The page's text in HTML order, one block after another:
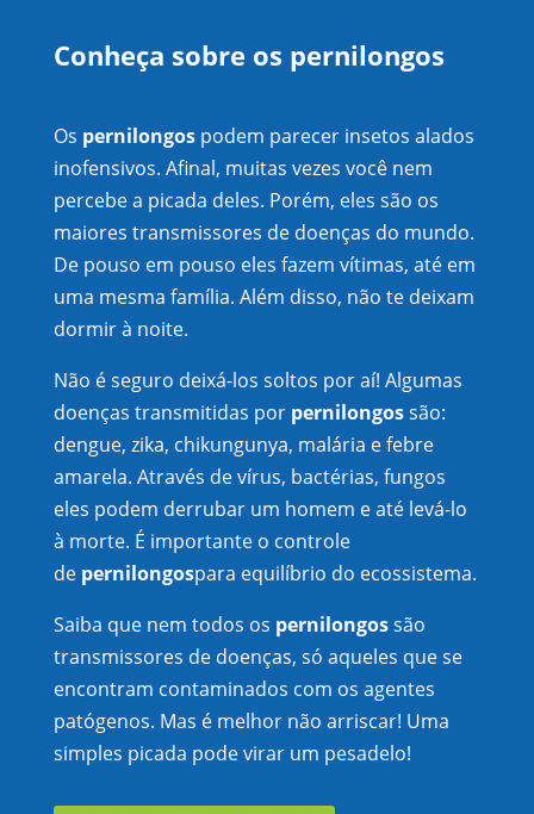
Conheça sobre os pernilongos
Os pernilongospodem parecer insetos alados
inofensivos. Afinal, muitas vezes você nem
percebe a picada deles. Porém, eles são os
maiores transmissores de doenças do mundo.
De pouso em pouso eles fazem vítimas, até em
uma mesma família. Além disso, não te deixam
dormir à noite.
Não é seguro deixá-los soltos por aí! Algumas
doenças transmitidas por pernilongossão:
dengue, zika, chikungunya, malária e febre
amarela. Através de vírus, bactérias, fungos
eles podem derrubar um homem e até levá-lo
à morte. É importante o controle
de pernilongospara equilíbrio do ecossistema.
Saiba que nem todos os pernilongossão
transmissores de doenças, só aqueles que se
encontram contaminados com os agentes
patógenos. Mas é melhor não arriscar! Uma
simples picada pode virar um pesadelo!